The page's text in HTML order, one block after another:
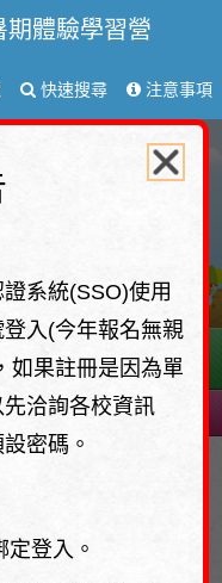
期體驗學習營
快速搜尋 注意事項
系統(SSO)使用
登入(今年報名無親
如果註冊是因為單
洽詢各校資訊
密碼。
登入。